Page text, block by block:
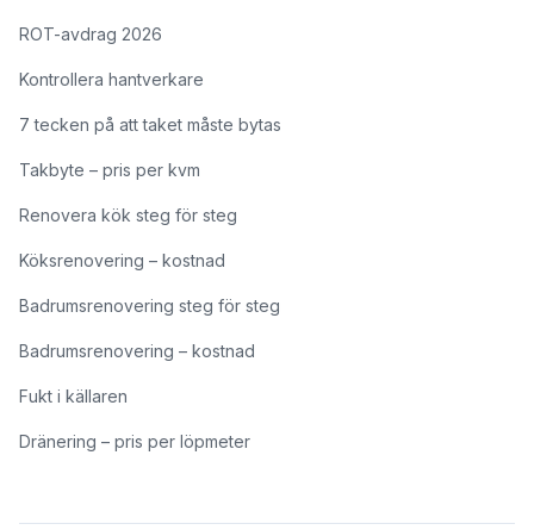
ROT-avdrag 2026
Kontrollera hantverkare
7 tecken på att taket måste bytas
Takbyte – pris per kvm
Renovera kök steg för steg
Köksrenovering – kostnad
Badrumsrenovering steg för steg
Badrumsrenovering – kostnad
Fukt i källaren
Dränering – pris per löpmeter